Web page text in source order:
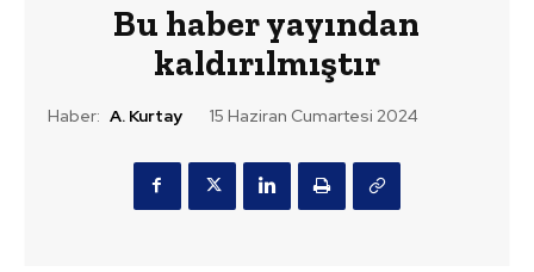
Bu haber yayından
kaldırılmıştır
Haber: A. Kurtay 15 Haziran Cumartesi 2024